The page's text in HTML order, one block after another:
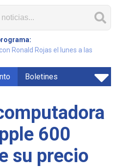
Ronald Rojas el lunes a las
Boletines
600
su precio